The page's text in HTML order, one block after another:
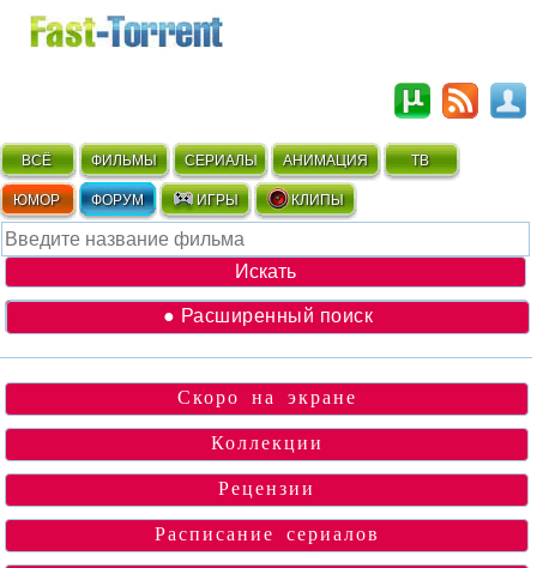
ВСЁ ФИЛЬМЫ СЕРИАЛЫ АНИМАЦИЯ ТВ
ЮМОР ФОРУМ ИГРЫ КЛИПЫ
● Расширенный поиск
Скоро на экране
Коллекции
Рецензии
Расписание сериалов